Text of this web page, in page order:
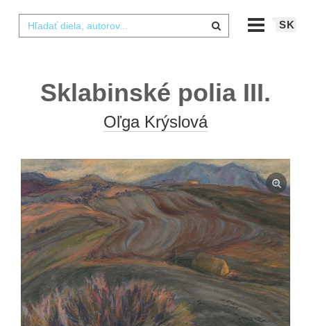
SK
Sklabinské polia III.
Oľga Krýslová